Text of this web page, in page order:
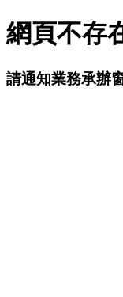
網頁不存
請通知業務承辦